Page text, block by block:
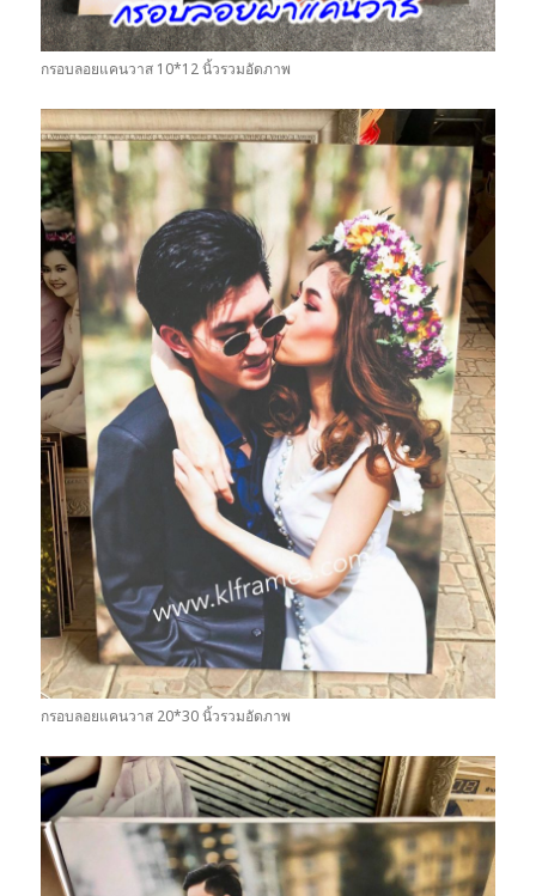
กรอบลอยแคนวาส 10*12 นิ้วรวมอัดภาพ
กรอบลอยแคนวาส 20*30 นิ้วรวมอัดภาพ